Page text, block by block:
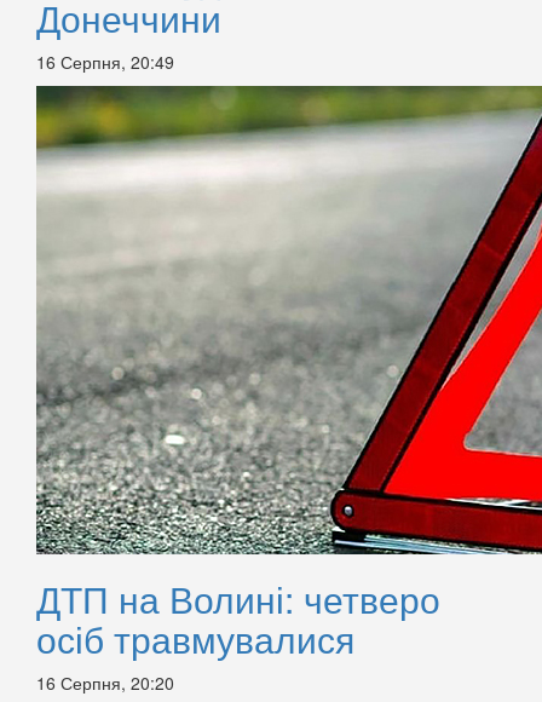
Донеччини
16 Серпня, 20:49
ДТП на Волині: четверо
осіб травмувалися
16 Серпня, 20:20